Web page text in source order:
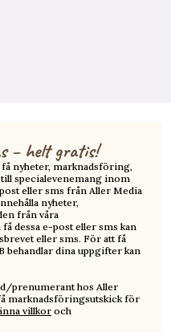
– helt gratis!
nyheter, marknadsföring,
specialevenemang inom
eller sms från Aller Media
nyheter,
från våra
dessa e-post eller sms kan
eller sms. För att få
behandlar dina uppgifter kan
prenumerant hos Aller
marknadsföringsutskick för
villkoroch